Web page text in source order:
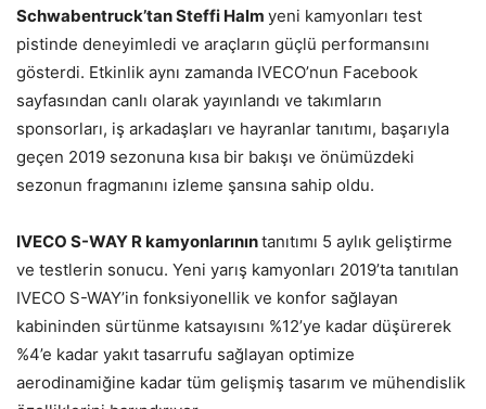
Schwabentruck’tan Steffi Halm yeni kamyonları test
pistinde deneyimledi ve araçların güçlü performansını
gösterdi. Etkinlik aynı zamanda IVECO’nun Facebook
sayfasından canlı olarak yayınlandı ve takımların
sponsorları, iş arkadaşları ve hayranlar tanıtımı, başarıyla
geçen 2019 sezonuna kısa bir bakışı ve önümüzdeki
sezonun fragmanını izleme şansına sahip oldu.
IVECO S-WAY R kamyonlarınıntanıtımı 5 aylık geliştirme
ve testlerin sonucu. Yeni yarış kamyonları 2019’ta tanıtılan
IVECO S-WAY’in fonksiyonellik ve konfor sağlayan
kabininden sürtünme katsayısını %12’ye kadar düşürerek
%4’e kadar yakıt tasarrufu sağlayan optimize
aerodinamiğine kadar tüm gelişmiş tasarım ve mühendislik